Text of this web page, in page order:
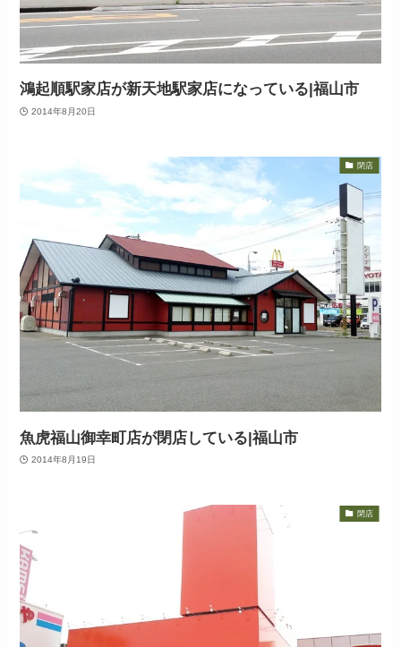
鴻起順駅家店が新天地駅家店になっている|福山市
2014年8月20日
閉店
魚虎福山御幸町店が閉店している|福山市
2014年8月19日
閉店